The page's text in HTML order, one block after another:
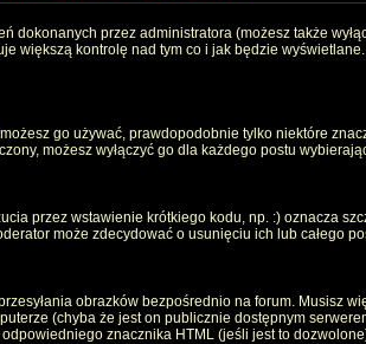
przez administratora (możesz także
większą kontrolę nad tym co i jak będzie
go używać, prawdopodobnie tylko niektóre
możesz wyłączyć go dla każdego postu
przez wstawienie krótkiego kodu, np. :) oznacza
może zdecydować o usunięciu ich lub całego
obrazków bezpośrednio na forum. Musisz
(chyba że jest on publicznie dostępnym
znacznika HTML (jeśli jest to